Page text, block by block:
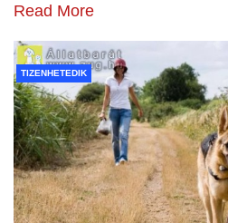
Read More
TIZENHETEDIK